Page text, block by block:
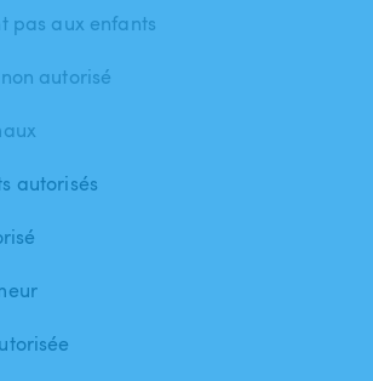
pas aux enfants
autorisé
autorisés